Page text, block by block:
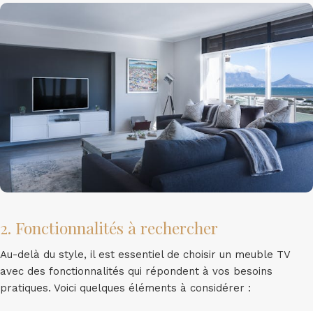
2. Fonctionnalités à rechercher
Au-delà du style, il est essentiel de choisir un meuble TV
avec des fonctionnalités qui répondent à vos besoins
pratiques. Voici quelques éléments à considérer :